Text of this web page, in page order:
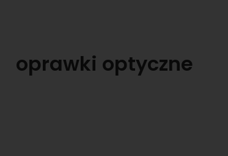
oprawki optyczne